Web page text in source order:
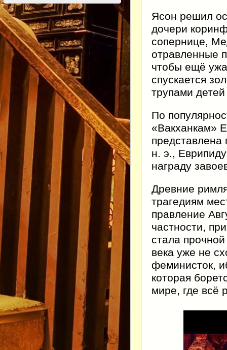
Ясон решил
дочери
сопернице,
отравленные
чтобы ещё
спускается
трупами
По
«Вакханкам»
представлена
н. э.,
награду
Древние
трагедиям
правление
частности,
стала
века уже не
феминисток,
которая
мире, где всё